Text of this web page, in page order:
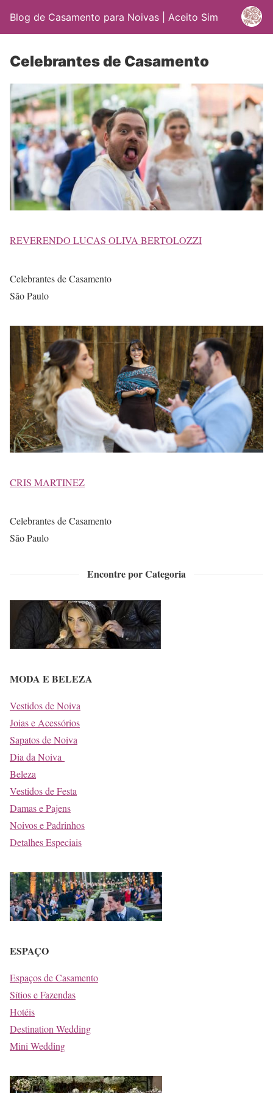
Blog de Casamento para Noivas | Aceito Sim
Celebrantes de Casamento
REVERENDO LUCAS OLIVA BERTOLOZZI
Celebrantes de Casamento
São Paulo
CRIS MARTINEZ
Celebrantes de Casamento
São Paulo
Encontre por Categoria
MODA E BELEZA
Vestidos de Noiva
Joias e Acessórios
Sapatos de Noiva
Dia da Noiva
Beleza
Vestidos de Festa
Damas e Pajens
Noivos e Padrinhos
Detalhes Especiais
ESPAÇO
Espaços de Casamento
Sítios e Fazendas
Hotéis
Destination Wedding
Mini Wedding